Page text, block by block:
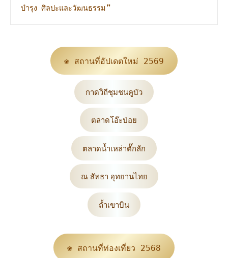
บำรุง ศิลปะและวัฒนธรรม❞
❀ สถานที่อัปเดตใหม่ 2569
กาดวิถีชุมชนคูบัว
ตลาดโอ๊ะป่อย
ตลาดน้ำเหล่าตั๊กลัก
ณ สัทธา อุทยานไทย
ถ้ำเขาบิน
❀ สถานที่ท่องเที่ยว 2568